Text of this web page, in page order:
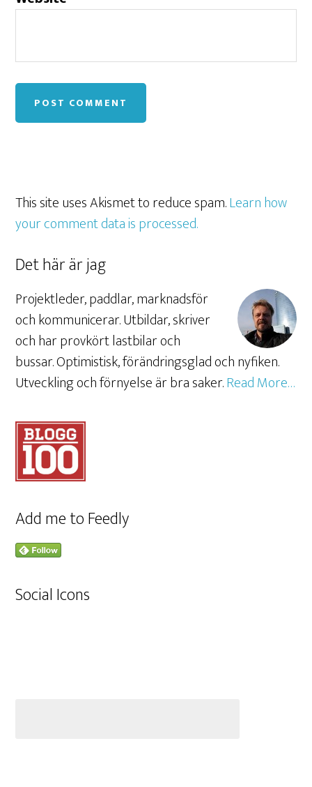
This site uses Akismet to reduce spam.Learn how
your comment data is processed.
Det här är jag
Projektleder, paddlar, marknadsför
och kommunicerar. Utbildar, skriver
och har provkört lastbilar och
bussar. Optimistisk, förändringsglad och nyfiken.
Utveckling och förnyelse är bra saker.Read More…
Add me to Feedly
Social Icons